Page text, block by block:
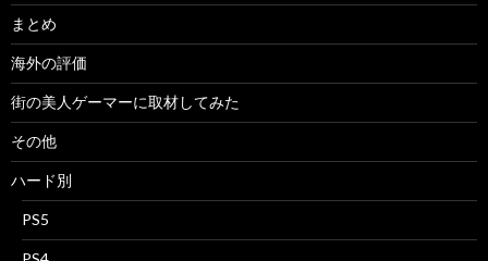
まとめ
海外の評価
街の美人ゲーマーに取材してみた
その他
ハード別
PS5